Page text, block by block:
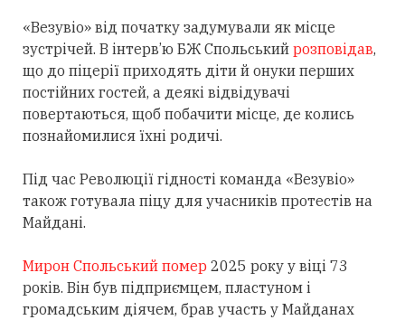
«Везувіо» від початку задумували як місце
зустрічей. В інтерв’ю БЖ Спольський розповідав,
що до піцерії приходять діти й онуки перших
постійних гостей, а деякі відвідувачі
повертаються, щоб побачити місце, де колись
познайомилися їхні родичі.
Під час Революції гідності команда «Везувіо»
також готувала піцу для учасників протестів на
Майдані.
Мирон Спольський помер 2025 року у віці 73
років. Він був підприємцем, пластуном і
громадським діячем, брав участь у Майданах